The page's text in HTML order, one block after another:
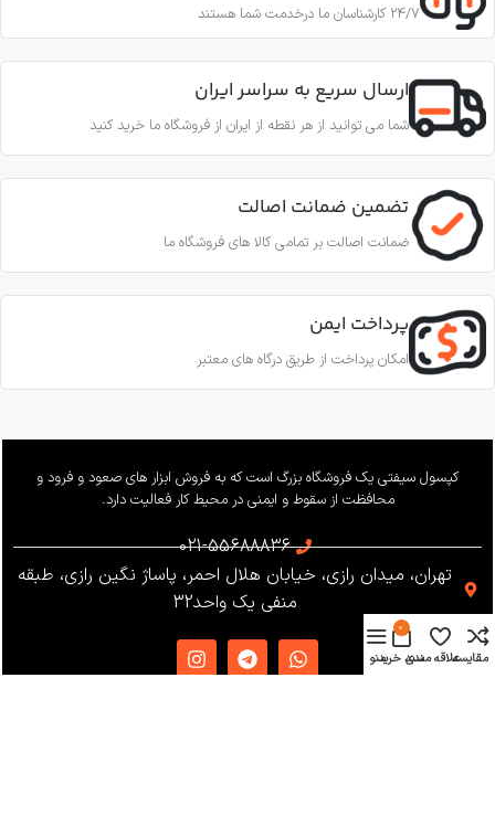
24/7 کارشناسان ما درخدمت شما هستند
ارسال سریع به سراسر ایران
شما می توانید از هر نقطه از ایران از فروشگاه ما خرید کنید
تضمین ضمانت اصالت
ضمانت اصالت بر تمامی کالا های فروشگاه ما
پرداخت ایمن
امکان پرداخت از طریق درگاه های معتبر
کپسول سیفتی یک فروشگاه بزرگ است که به فروش ابزار های صعود و فرود و
محافظت از سقوط و ایمنی در محیط کار فعالیت دارد.
021-55688836
تهران، میدان رازی، خیابان هلال احمر، پاساژ نگین رازی، طبقه
منفی یک واحد32
مقایسهعلاقه مندی
0
سبد خریدمنو